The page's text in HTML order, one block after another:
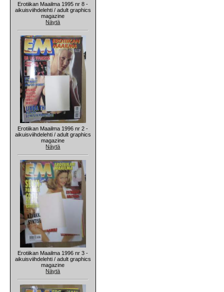
Erotiikan Maailma 1995 nr 8 -
aikuisviihdelehti / adult graphics
magazine
Näytä
Erotiikan Maailma 1996 nr 2 -
aikuisviihdelehti / adult graphics
magazine
Näytä
Erotiikan Maailma 1996 nr 3 -
aikuisviihdelehti / adult graphics
magazine
Näytä